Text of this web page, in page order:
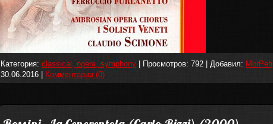
Категория: classical, opera, symphony | Просмотров: 792 | Добавил: MorPeh
30.06.2016
Комментарии (0)